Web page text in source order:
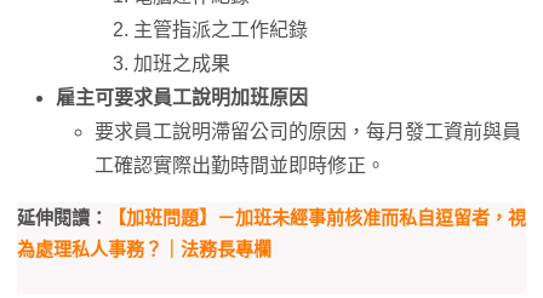
主管指派之工作紀錄
加班之成果
雇主可要求員工說明加班原因
要求員工說明滯留公司的原因，每月發工資前與員
工確認實際出勤時間並即時修正。
延伸閱讀：
【加班問題】－加班未經事前核准而私自逗留者，視
為處理私人事務？｜法務長專欄